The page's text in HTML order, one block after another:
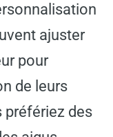
ajuster
pour
de leurs
préfériez des